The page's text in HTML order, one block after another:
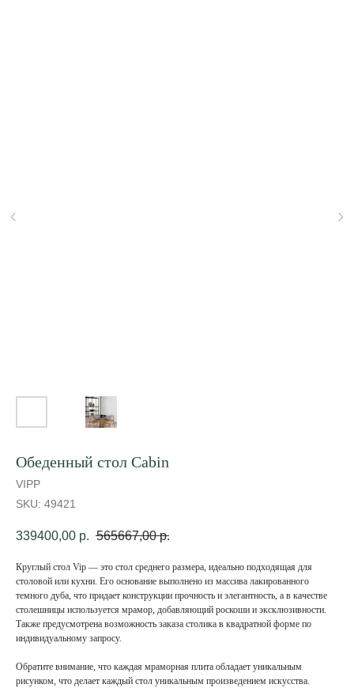
Обеденный стол Cabin
VIPP
SKU: 49421
339400,00 р. 565667,00 р.
Круглый стол Vip — это стол среднего размера, идеально подходящая для
столовой или кухни. Его основание выполнено из массива лакированного
темного дуба, что придает конструкции прочность и элегантность, а в качестве
столешницы используется мрамор, добавляющий роскоши и эксклюзивности.
Также предусмотрена возможность заказа столика в квадратной форме по
индивидуальному запросу.
Обратите внимание, что каждая мраморная плита обладает уникальным
рисунком, что делает каждый стол уникальным произведением искусства.